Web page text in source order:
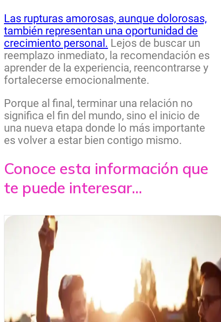
Las rupturas amorosas, aunque dolorosas,
también representan una oportunidad de
crecimiento personal. Lejos de buscar un
reemplazo inmediato, la recomendación es
aprender de la experiencia, reencontrarse y
fortalecerse emocionalmente.
Porque al final, terminar una relación no
significa el fin del mundo, sino el inicio de
una nueva etapa donde lo más importante
es volver a estar bien contigo mismo.
Conoce esta información que
te puede interesar...